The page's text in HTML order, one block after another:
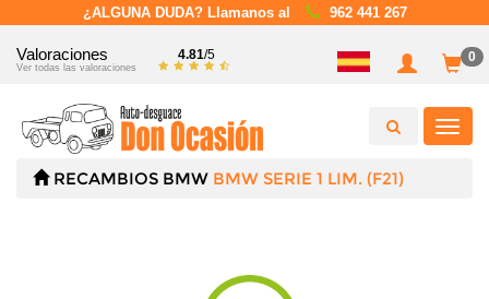
¿ALGUNA DUDA? Llamanos al 962 441 267
Valoraciones
Ver todas las valoraciones
4.81/5 0
RECAMBIOS BMW BMW SERIE 1 LIM. (F21)